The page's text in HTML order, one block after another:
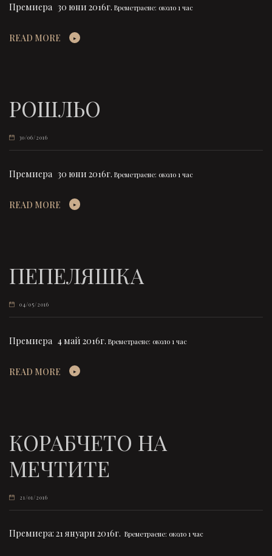
Премиера 30 юни 2016г. Времетраене: около 1 час
READ MORE
РОШЛЬО
30/06/2016
Премиера 30 юни 2016г. Времетраене: около 1 час
READ MORE
ПЕПЕЛЯШКА
04/05/2016
Премиера 4 май 2016г. Времетраене: около 1 час
READ MORE
КОРАБЧЕТО НА
МЕЧТИТЕ
21/01/2016
Премиера: 21 януари 2016г. Времетраене: около 1 час